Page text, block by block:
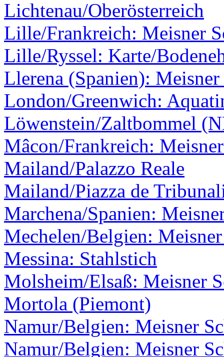
Lichtenau/Oberösterreich
Lille/Frankreich: Meisner
Lille/Ryssel: Karte/
Llerena (Spanien):
London/Greenwich:
Löwenstein/Zaltbommel
Mâcon/Frankreich:
Mailand/Palazzo Reale
Mailand/Piazza de
Marchena/Spanien:
Mechelen/Belgien:
Messina: Stahlstich
Molsheim/Elsaß: Meisner
Mortola (Piemont)
Namur/Belgien: Meisner
Namur/Belgien: Meisner